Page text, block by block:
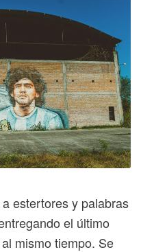
estertores y palabras
el último
mismo tiempo. Se